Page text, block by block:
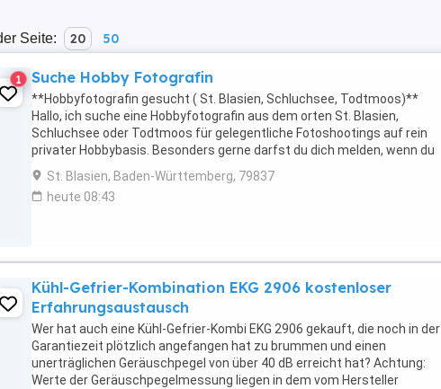
Seite: 20 50
1 Suche Hobby Fotografin
**Hobbyfotografin gesucht ( St. Blasien, Schluchsee, Todtmoos)**
Hallo, ich suche eine Hobbyfotografin aus dem orten St. Blasien,
Schluchsee oder Todtmoos für gelegentliche Fotoshootings auf rein
privater Hobbybasis. Besonders gerne darfst du dich melden, wenn du
gerade dabei bist, das Fotografieren ...
St. Blasien, Baden-Württemberg, 79837
heute 08:43
Kühl-Gefrier-Kombination EKG 2906 kostenloser
Erfahrungsaustausch
Wer hat auch eine Kühl-Gefrier-Kombi EKG 2906 gekauft, die noch in der
Garantiezeit plötzlich angefangen hat zu brummen und einen
unerträglichen Geräuschpegel von über 40 dB erreicht hat? Achtung:
Werte der Geräuschpegelmessung liegen in dem vom Hersteller